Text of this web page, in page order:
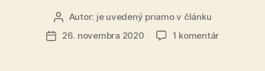
Autor
článku
Autor: je uvedený priamo v článku
Dátum
26. novembra 2020 1 komentárna